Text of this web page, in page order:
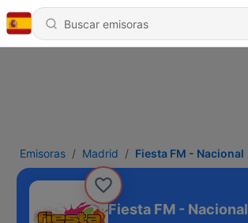
Emisoras Madrid Fiesta FM - Nacional
Fiesta FM - Nacional